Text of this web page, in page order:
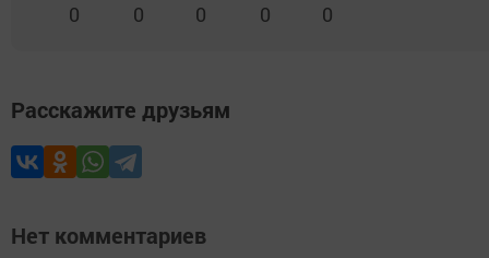
0 0 0 0 0
Расскажите друзьям
Нет комментариев